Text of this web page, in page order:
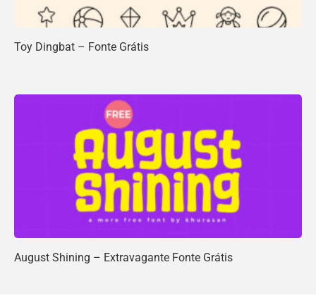
Toy Dingbat – Fonte Grátis
August Shining – Extravagante Fonte Grátis